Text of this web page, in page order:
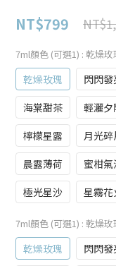
NT$799
7ml顏色 (可選1) : 乾燥玫
乾燥玫瑰 閃閃發
海棠甜茶
輕灑夕
檸檬星露
月光碎
晨露薄荷
蜜柑氣
極光星沙
星霧花
7ml顏色 (可選1) : 乾燥玫
乾燥玫瑰 閃閃發